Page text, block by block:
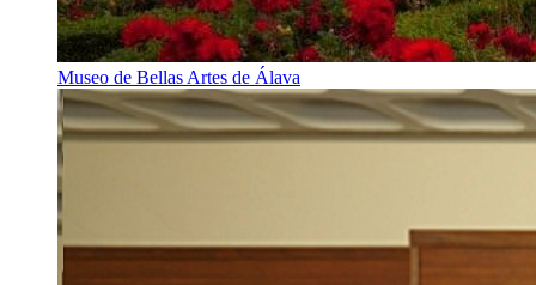
Museo de Bellas Artes de Álava